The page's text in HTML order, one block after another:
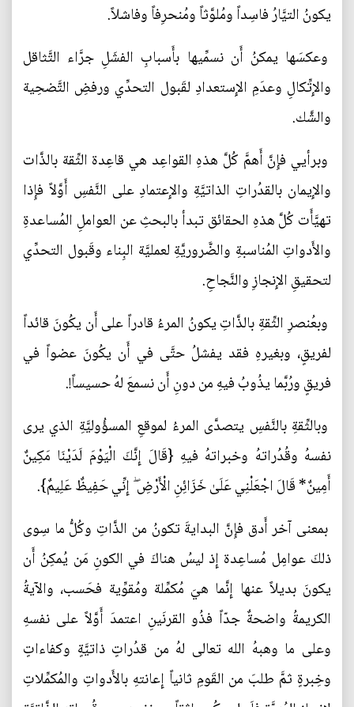
يكونُ التيَّارُ فاسِداً ومُلوَّثاً ومُنحرِفاً وفاشلاً.
وعكسَها يمكنُ أَن نسمِّيها بأَسبابِ الفشَلِ جرَّاء التَّثاقل
والإِتِّكالِ وعدَمِ الإِستعدادِ لقَبول التحدِّي ورفضِ التَّضحِية
والشَّك.
وبرأيي فإِنَّ أَهمَّ كُلَّ هذهِ القواعِد هي قاعِدة الثِّقة بالذَّات
والإِيمان بالقدُراتِ الذاتيَّةِ والإِعتمادِ على النَّفسِ أَوَّلاً فإِذا
تهيَّأَت كُلَّ هذهِ الحقائق تبدأ بالبحثِ عن العواملِ المُساعدةِ
والأَدواتِ المُناسبةِ والضَّروريَّةِ لعمليَّة البِناء وقَبول التحدِّي
لتحقيقِ الإِنجازِ والنَّجاحِ.
وبعُنصرِ الثِّقةِ بالذَّاتِ يكونُ المرءُ قادراً على أَن يكُونَ قائداً
لفريقٍ، وبغيرهِ فقد يفشلُ حتَّى في أَن يكُونَ عضواً في
فريقٍ ورُبَّما يذُوبُ فيهِ من دونِ أَن نسمعَ لهُ حسيساً!.
وبالثِّقةِ بالنَّفسِ يتصدَّى المرءُ لموقعِ المسؤُوليَّةِ الذي يرى
نفسهُ وقُدُراتهُ وخبراتهُ فيهِ {قَالَ إِنَّكَ الْيَوْمَ لَدَيْنَا مَكِينٌ
أَمِينٌ* قَالَ اجْعَلْنِي عَلَىٰ خَزَائِنِ الْأَرْضِ ۖ إِنِّي حَفِيظٌ عَلِيمٌ}.
بمعنى آخر أَدق فإِنَّ البدايةَ تكونُ من الذَّاتِ وكُلُّ ما سِوى
ذلكَ عوامِل مُساعِدة إِذ ليسُ هناكَ في الكونِ مَن يُمكِنُ أَن
يكونَ بديلاً عنها إِنَّما هيَ مُكمِّلة ومُقوِّية فحَسب، والآيةُ
الكريمةُ واضحةٌ جدّاً فذُو القرنَينِ اعتمدَ أَوَّلاً على نفسهِ
وعلى ما وهبهُ الله تعالى لهُ من قدُراتٍ ذاتيَّةٍ وكفاءاتٍ
وخِبرةٍ ثمَّ طلبَ من القَومِ ثانياً إِعانتهِ بالأَدواتِ والمُكمِّلاتِ